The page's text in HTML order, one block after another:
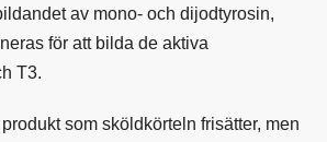
av mono- och dijodtyrosin,
för att bilda de aktiva
T3.
som sköldkörteln frisätter, men